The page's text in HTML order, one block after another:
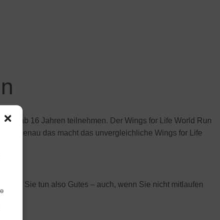
r ab 16 Jahren teilnehmen. Der Wings for Life World Run
Genau das macht das unvergleichliche Wings for Life
Sie tun also Gutes – auch, wenn Sie nicht mitlaufen